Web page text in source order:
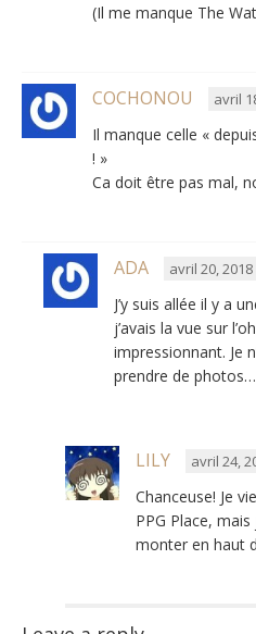
(Il me manque The
COCHONOU avril
Il manque celle «
! »
Ca doit être pas mal,
ADA avril 20,
J’y suis allée il y a
j’avais la vue sur
impressionnant. Je
prendre de
LILY avril 24,
Chanceuse! Je
PPG Place,
monter en haut